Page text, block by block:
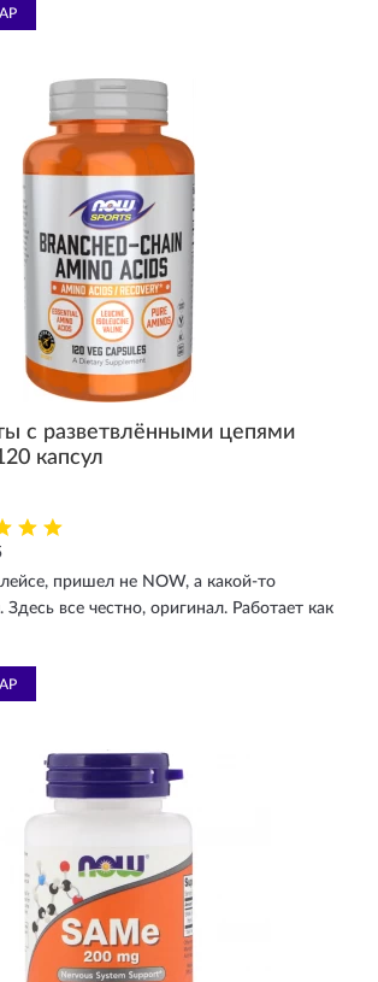
с разветвлёнными цепями
капсул
пришел не NOW, а какой-то
все честно, оригинал. Работает как